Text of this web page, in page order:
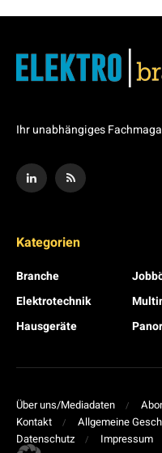
Ihr unabhängiges
Kategorien
Branche
Elektrotechnik
Hausgeräte
Über uns/Mediadaten
Kontakt
Allgemeine
Datenschutz
Impressum